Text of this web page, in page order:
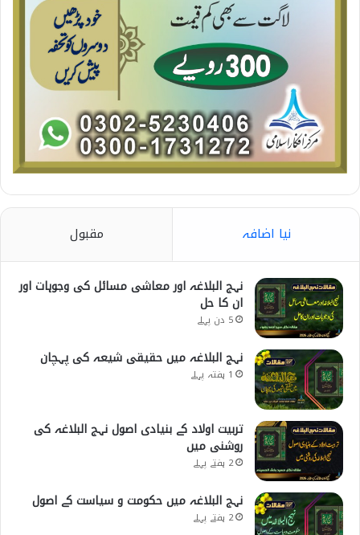
نیا اضافہ مقبول
نہج البلاغہ اور معاشی مسائل کی وجوہات اور
ان کا حل
5 دن پہلے
نہج البلاغہ میں حقیقی شیعہ کی پہچان
1 ہفتہ پہلے
تربیت اولاد کے بنیادی اصول نہج البلاغہ کی
روشنی میں
2 ہفتے پہلے
نہج البلاغہ میں حکومت و سیاست کے اصول
2 ہفتے پہلے